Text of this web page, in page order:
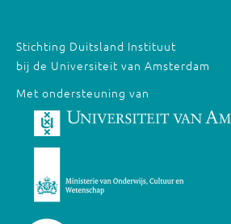
Stichting Duitsland Instituut
bij de Universiteit van Amsterdam
Met ondersteuning van